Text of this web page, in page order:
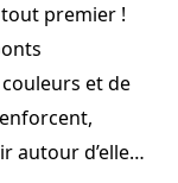
premier !
et de
autour d’elle…